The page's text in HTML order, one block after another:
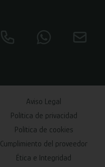
Aviso Legal
Política de privacidad
Política de cookies
Cumplimiento del proveedor
Ética e Integridad